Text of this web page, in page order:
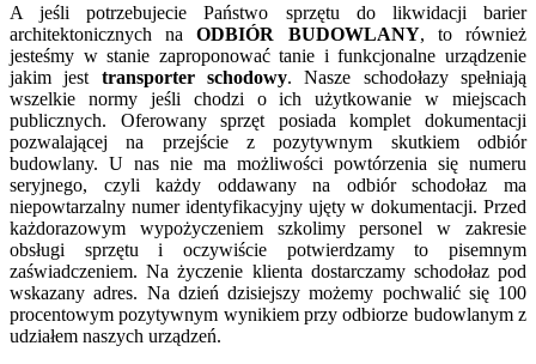
A jeśli potrzebujecie Państwo sprzętu do likwidacji barier
architektonicznych naODBIÓR BUDOWLANY, to również
jesteśmy w stanie zaproponować tanie i funkcjonalne urządzenie
jakim jest transporter schodowy. Nasze schodołazy spełniają
wszelkie normy jeśli chodzi o ich użytkowanie w miejscach
publicznych. Oferowany sprzęt posiada komplet dokumentacji
pozwalającej na przejście z pozytywnym skutkiem odbiór
budowlany. U nas nie ma możliwości powtórzenia się numeru
seryjnego, czyli każdy oddawany na odbiór schodołaz ma
niepowtarzalny numer identyfikacyjny ujęty w dokumentacji. Przed
każdorazowym wypożyczeniem szkolimy personel w zakresie
obsługi sprzętu i oczywiście potwierdzamy to pisemnym
zaświadczeniem. Na życzenie klienta dostarczamy schodołaz pod
wskazany adres. Na dzień dzisiejszy możemy pochwalić się 100
procentowym pozytywnym wynikiem przy odbiorze budowlanym z
udziałem naszych urządzeń.